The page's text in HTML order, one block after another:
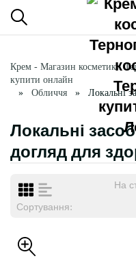
Крем - Магазин косметики
купити онлайн
Обличчя
Локальні
Локальні
догляд для
На
Сортування: